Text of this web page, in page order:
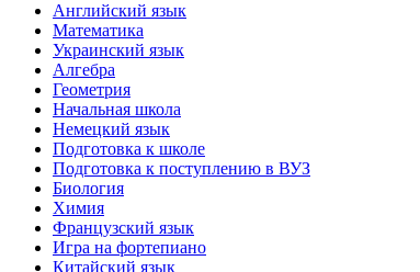
Английский язык
Математика
Украинский язык
Алгебра
Геометрия
Начальная школа
Немецкий язык
Подготовка к школе
Подготовка к поступлению в ВУЗ
Биология
Химия
Французский язык
Игра на фортепиано
Китайский язык